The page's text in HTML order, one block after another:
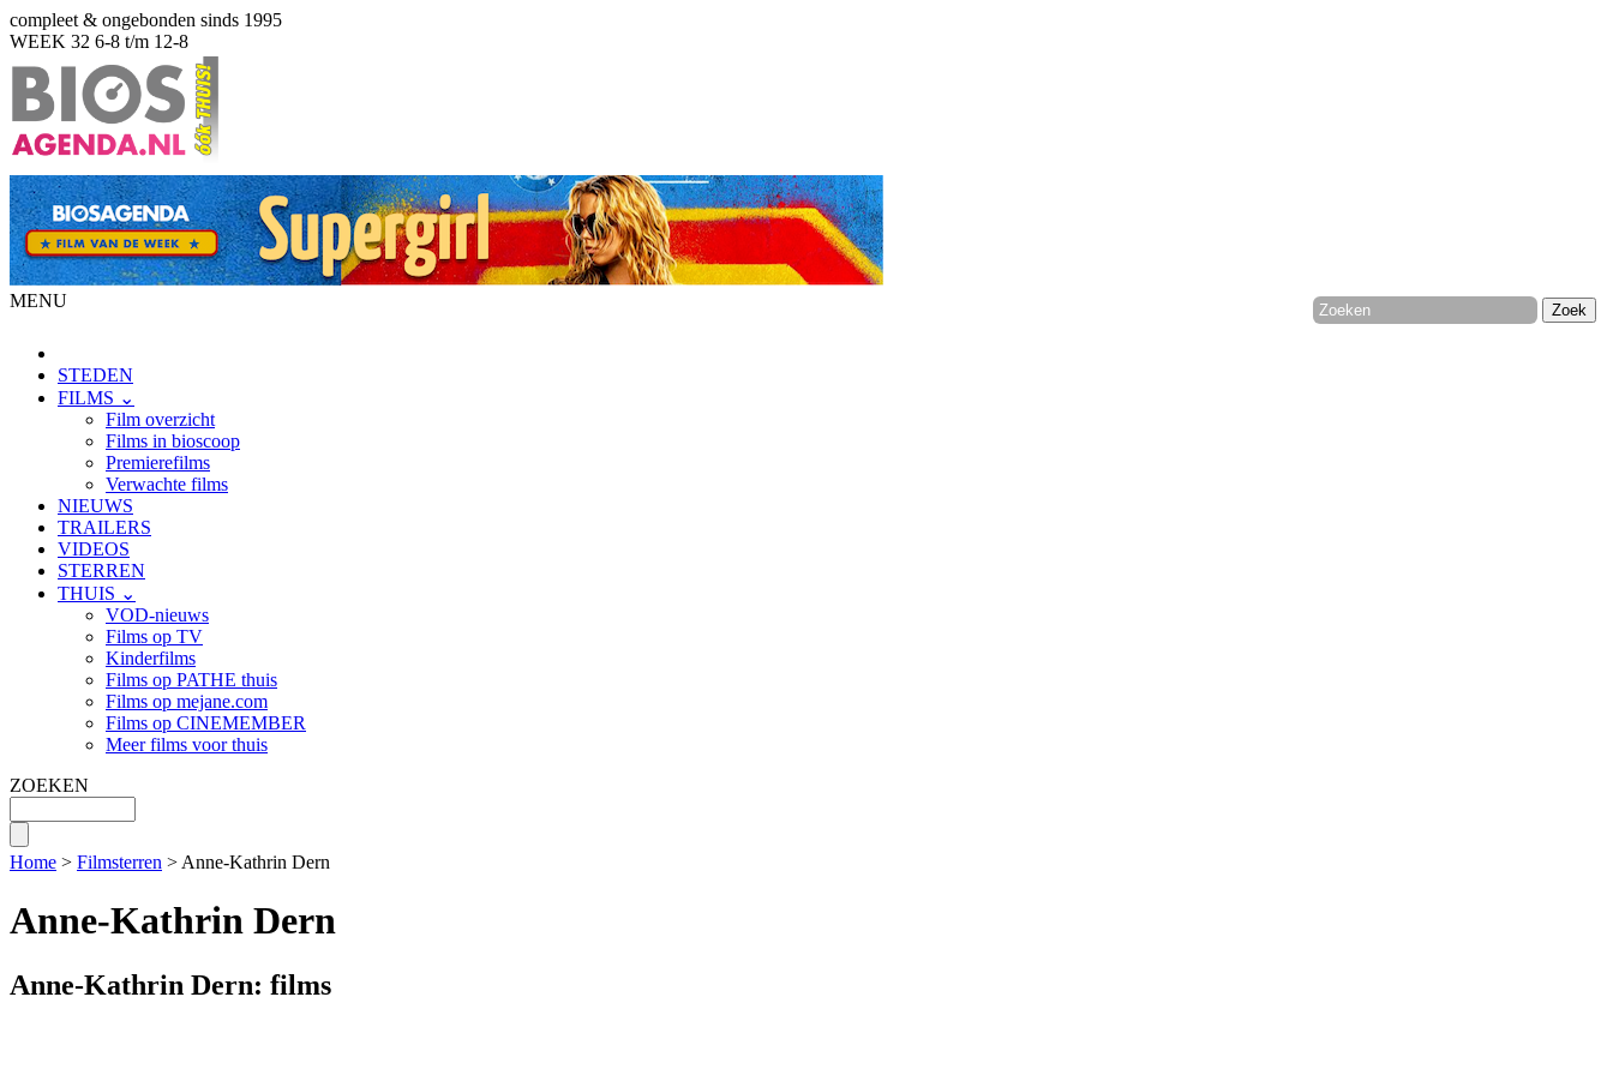
compleet & ongebonden sinds 1995
WEEK 32 6-8 t/m 12-8
MENU
STEDEN
FILMS ⌄
Film overzicht
Films in bioscoop
Premierefilms
Verwachte films
NIEUWS
TRAILERS
VIDEOS
STERREN
THUIS ⌄
VOD-nieuws
Films op TV
Kinderfilms
Films op PATHE thuis
Films op mejane.com
Films op CINEMEMBER
Meer films voor thuis
ZOEKEN
Home > Filmsterren > Anne-Kathrin Dern
Anne-Kathrin Dern
Anne-Kathrin Dern: films